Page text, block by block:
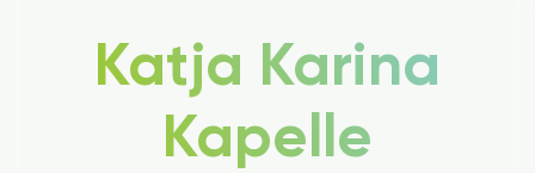
Katja Karina
Kapelle